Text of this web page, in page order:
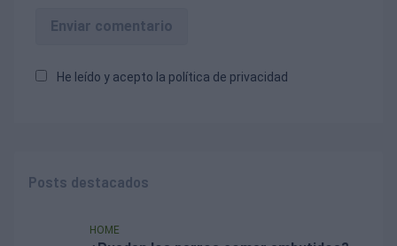
Enviar comentario
He leído y acepto la política de privacidad
Posts destacados
HOME